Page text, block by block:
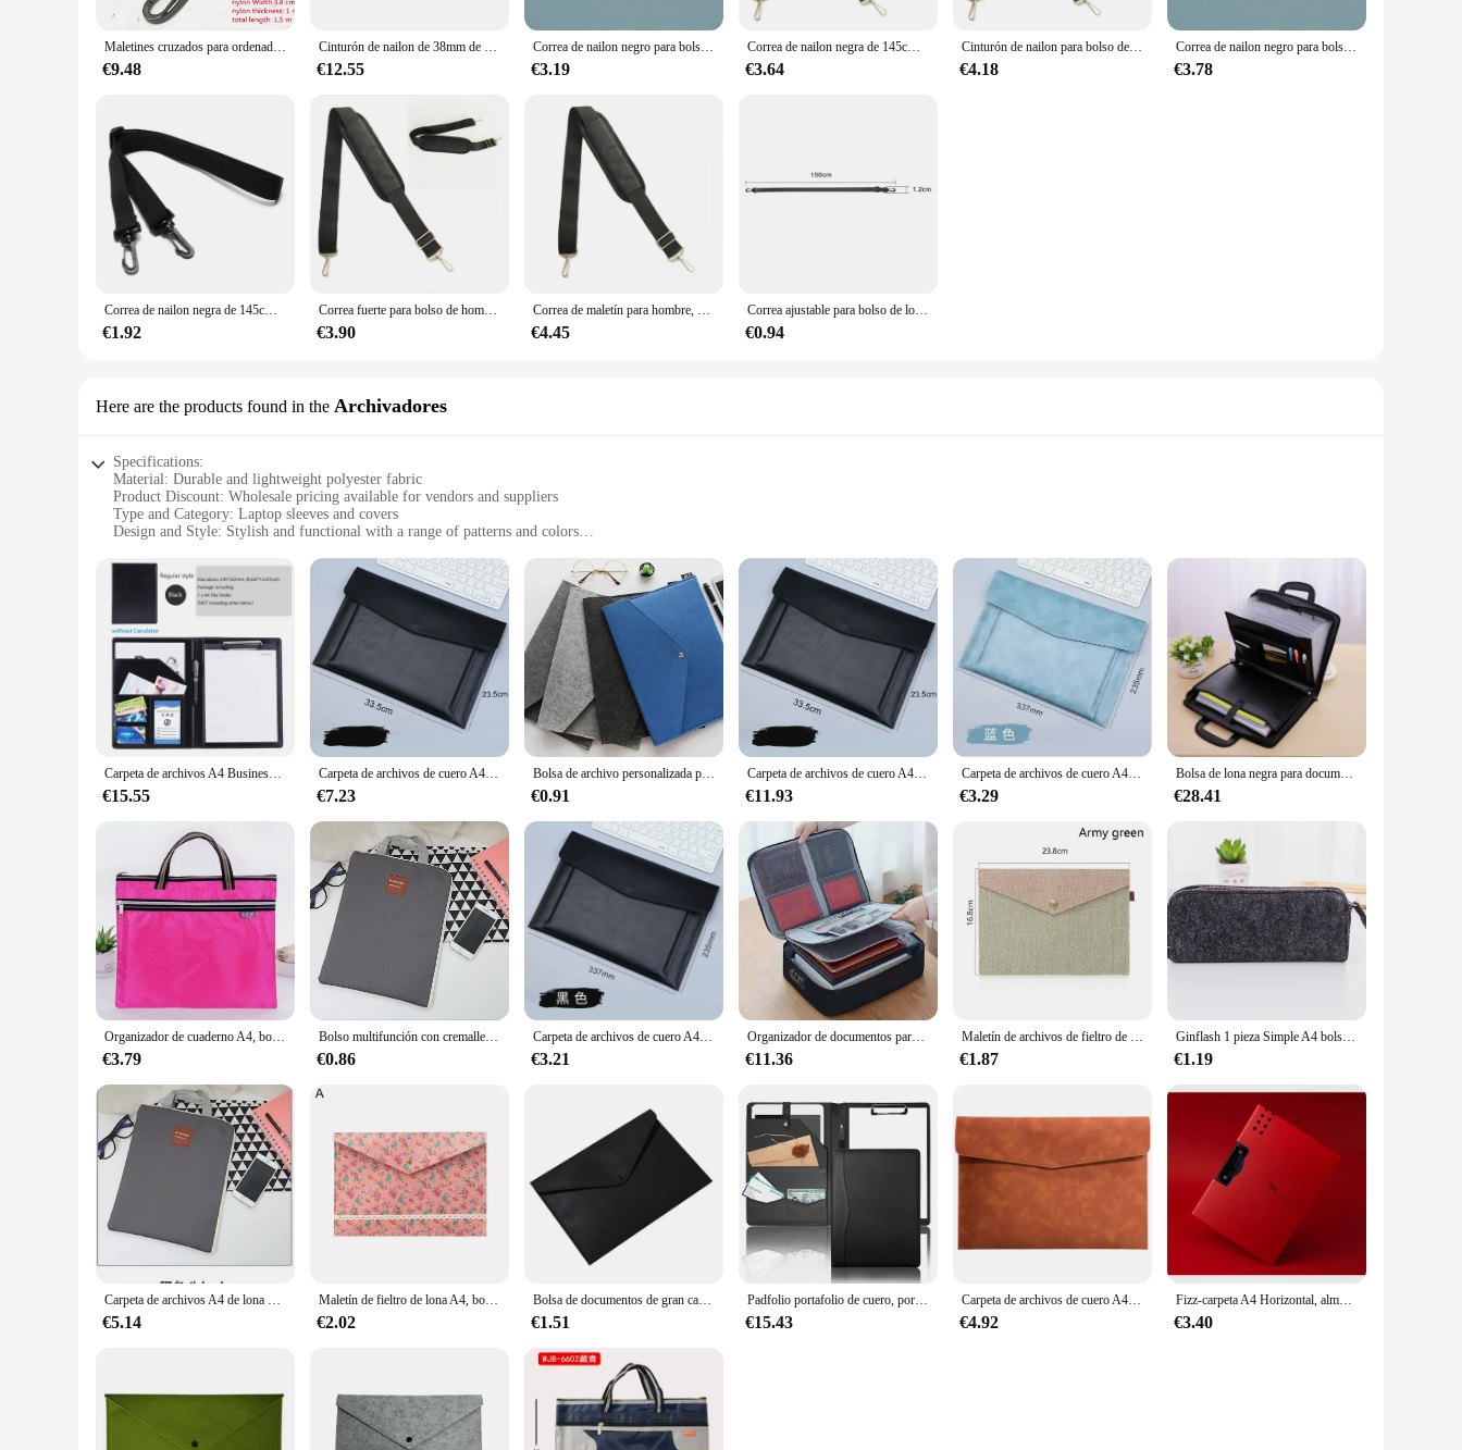
Maletines cruzados para ordenador portátil, asas de bolso, correa de nailon para hombro, 150cm, repuesto ajustable
€9.48
Cinturón de nailon de 38mm de ancho y grosor para hombre, accesorio potente para bolsos, correa de hombro larga, reemplaza maletín para hombre, correas para bolsos y portátiles
€12.55
Correa de nailon negro para bolso de hombre, maletín de hombro fuerte, bolso de ordenador portátil, accesorio de bolsa de longitud de cinturón
€3.19
Correa de nailon negra de 145cm para bolsos de hombre, correa de hombro fuerte, maletín, bolso para ordenador portátil, longitud de cinturón, accesorio para bolso
€3.64
Cinturón de nailon para bolso de hombro, correa de repuesto ajustable de 150cm para portátil, bandolera para cámara, maletines, asas para bolso
€4.18
Correa de nailon negro para bolso de hombre, maletín de hombro fuerte, accesorio de cinturón para ordenador portátil, 145x3,8 cm, 1 unidad
€3.78
Correa de nailon negra de 145cm para bolsos de hombre, correa de hombro fuerte, maletín, bolso para ordenador portátil, longitud de cinturón, accesorio para bolso
€1.92
Correa fuerte para bolso de hombre, maletín de nailon negro de alta calidad, de 145cm de longitud
€3.90
Correa de maletín para hombre, cinturón de mochila para ordenador portátil de alta calidad, accesorios de paquete fuertes, cinta de Material de nailon negro, hebilla de Metal
€4.45
Correa ajustable para bolso de lona, maletín portátil de nailon para viaje, mochila de hombro, senderismo
€0.94
Here are the products found in the Archivadores
Specifications:
Material: Durable and lightweight polyester fabric
Product Discount: Wholesale pricing available for vendors and suppliers
Type and Category: Laptop sleeves and covers
Design and Style: Stylish and functional with a range of patterns and colors
Typical Adaptive Scenario: Ideal for on-the-go professionals and students
Shape or Size or Weight or Quantity: Compact and lightweight with ample space for laptops up to 15.6 inches
Features:
|Maletines Y Fundas Para Laptops|Wholesale|Vendors|
**Robust Protection for Your Laptop**
Crafted from high-quality polyester, these laptop sleeves and covers offer a balance of durability and lightweight design. They are meticulously designed to safeguard your laptop from the rigors of
daily use, shielding it from scratches, dust, and minor impacts. The sleek design ensures that your device remains stylish while being protected, making it an indispensable accessory for the modern
professional or student on the move.
**Versatile and Convenient**
covers are designed to meet your needs. The compact size ensures that your device fits easily into a backpack or briefcase, while the lightweight construction makes it easy to carry around all day. The
variety of patterns and colors available allows you to choose a sleeve that complements your personal style and preferences.
**Built for the Modern User**
Understanding the diverse needs of laptop users, these sleeves and covers are not just about protection; they are also about convenience. The easy-to-use design allows for quick access to your laptop,
while the ample space accommodates laptops up to 15.6 inches, ensuring that your device is snugly protected. The sleeves are perfect for those who value both functionality and style, and they are an
excellent choice for anyone looking to safeguard their laptop while on the go.
Carpeta de archivos A4 Business Padfolio portafolio, organizador de documentos, portapapeles, maletín de cuero PU, tarjetero, suministro de oficina
€15.55
Carpeta de archivos de cuero A4, bolsa de documentos, maletín de negocios de gran capacidad, botón magnético, fundas impermeables para portátiles, organizador de oficina
€7.23
Bolsa de archivo personalizada para ordenador, maletín de fieltro A4, almacenamiento de materiales para reuniones, suministros de oficina, paquete de botones, carpetas para portátil
€0.91
Carpeta de archivos de cuero A4, bolsa de documentos de gran capacidad, Maletín de negocios, botón magnético, fundas impermeables para portátiles, organizador de oficina
€11.93
Carpeta de archivos de cuero A4, bolsa de documentos de gran capacidad, Maletín de negocios, botón magnético, fundas impermeables para portátiles, organizador de oficina
€3.29
Bolsa de lona negra para documentos de oficina para hombres y mujeres, maletín de mensajero para computadora portátil, trabajo de mano, negocios, A4
€28.41
Organizador de cuaderno A4, bolso grande para documentos, portátil, impermeable, maletín de tela Oxford, bolsa de almacenamiento, bolsa para carpetas, suministro de oficina
€3.79
Bolso multifunción con cremallera para piezas, maletín de tela Oxford para documentos, oficina, ordenador portátil, organizador de escritorio, 1 unidad
€0.86
Carpeta de archivos de cuero A4, bolsa de documentos de gran capacidad, Maletín de negocios, botón magnético, fundas impermeables para portátiles, organizador de oficina
€3.21
Organizador de documentos para hombre y mujer, maletín de 3 capas, soporte para Carpeta, funda para bolso, monedero, pasaporte, almacenamiento de archivos funcional seguro para el hogar
€11.36
Maletín de archivos de fieltro de lona Simple A4/A5, soporte de papel, bolsa para documentos, carpeta de archivos, organizador portátil, papelería, suministros de oficina
€1.87
Ginflash 1 pieza Simple A4 bolsa de documentos de gran capacidad almohadilla maletín de negocios carpetas de archivos productos de archivo de fieltro químico 5 colores
€1.19
Carpeta de archivos A4 de lona grande, bolsa de documentos, maletín de negocios, bolsa organizadora de almacenamiento de papel, papelería, suministros escolares y de oficina
€5.14
Maletín de fieltro de lona A4, bolsa de documentos Floral, soporte de papel Simple, organizador portátil, papelería para estudiantes, suministro de oficina
€2.02
Bolsa de documentos de gran capacidad A4 Simple, maletín de negocios, carpetas de archivos, productos químicos de fieltro, 2 colores disponibles
€1.51
Padfolio portafolio de cuero, portapapeles, maletín de hojas sueltas con cubierta A4 con bolsillos para oficina, reunión y negocios
€15.43
Carpeta de archivos de cuero A4, bolsa de documentos Simple de gran capacidad, maletín de moda, bolsa de archivo de facturas de contrato de datos, organizador de papel de oficina
€4.92
Fizz-carpeta A4 Horizontal, almohadilla portátil de textura mate, bandeja de bolígrafo portátil, maletín grueso para suministros de oficina y escuela
€3.40